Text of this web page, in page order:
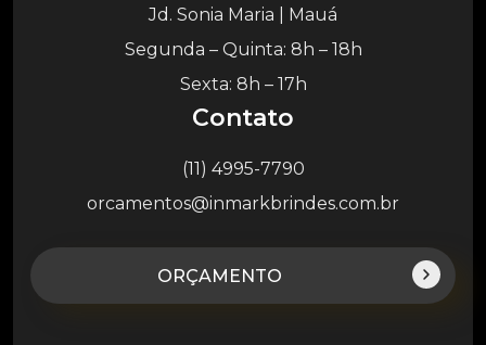
Jd. Sonia Maria | Mauá
Segunda – Quinta: 8h – 18h
Sexta: 8h – 17h
Contato
(11) 4995-7790
orcamentos@inmarkbrindes.com.br
ORÇAMENTO